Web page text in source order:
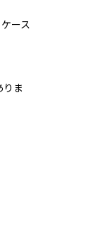
ース
ま